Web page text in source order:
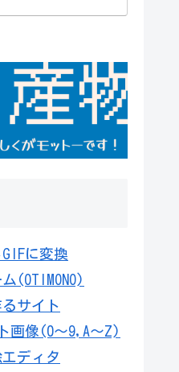
に変換
(OTIMONO)
サイト
画像(0～9,A～Z)
ディタ